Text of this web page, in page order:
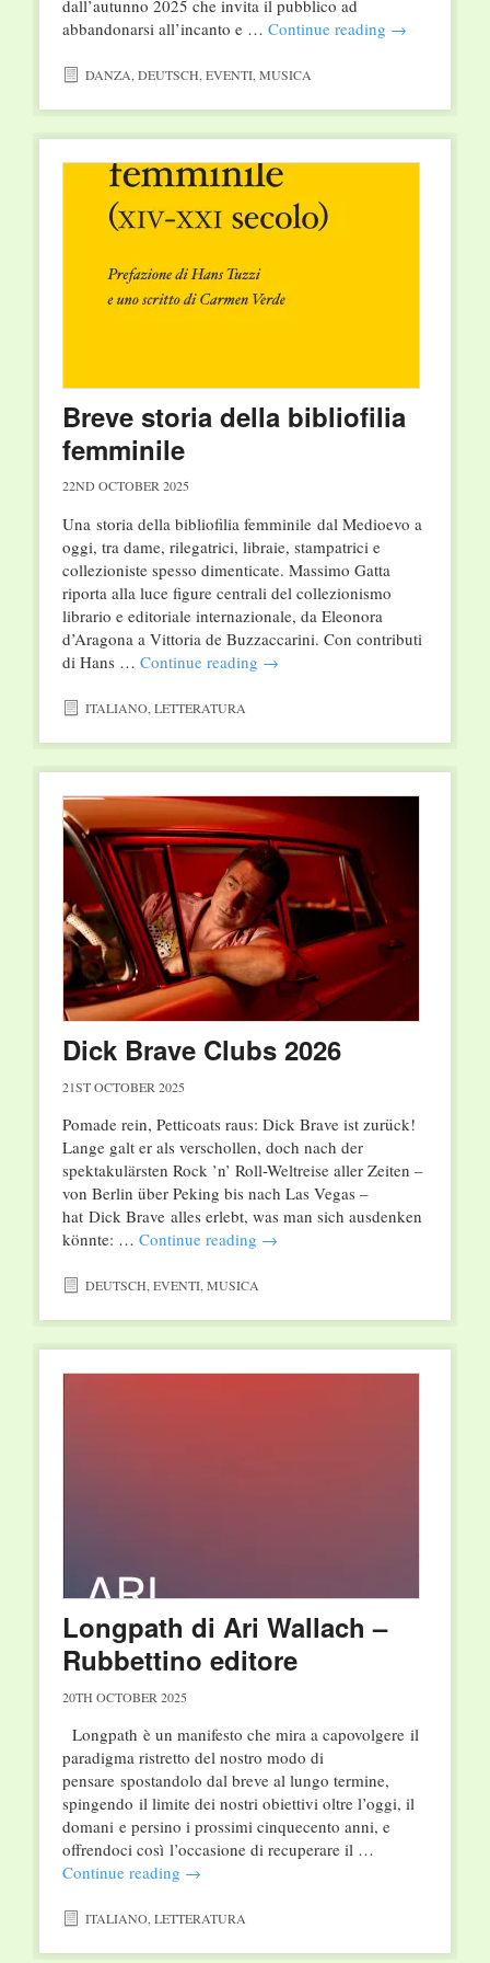
dall’autunno 2025 che invita il pubblico ad
abbandonarsi all’incanto e … Continue reading →
DANZA DEUTSCH EVENTI, MUSICA
Breve storia della bibliofilia
femminile
22ND OCTOBER 2025
Una storia della bibliofilia femminile dal Medioevo a
oggi, tra dame, rilegatrici, libraie, stampatrici e
collezioniste spesso dimenticate. Massimo Gatta
riporta alla luce figure centrali del collezionismo
librario e editoriale internazionale, da Eleonora
d’Aragona a Vittoria de Buzzaccarini. Con contributi
di Hans … Continue reading →
ITALIANO, LETTERATURA
Dick Brave Clubs 2026
21ST OCTOBER 2025
Pomade rein, Petticoats raus: Dick Brave ist zurück!
Lange galt er als verschollen, doch nach der
spektakulärsten Rock ’n’ Roll-Weltreise aller Zeiten –
von Berlin über Peking bis nach Las Vegas –
hat Dick Brave alles erlebt, was man sich ausdenken
könnte: … Continue reading →
DEUTSCH EVENTI, MUSICA
Longpath di Ari Wallach –
Rubbettino editore
20TH OCTOBER 2025
Longpath è un manifesto che mira a capovolgere il
paradigma ristretto del nostro modo di
pensare spostandolo dal breve al lungo termine,
spingendo il limite dei nostri obiettivi oltre l’oggi, il
domani e persino i prossimi cinquecento anni, e
offrendoci così l’occasione di recuperare il …
Continue reading →
ITALIANO,LETTERATURA